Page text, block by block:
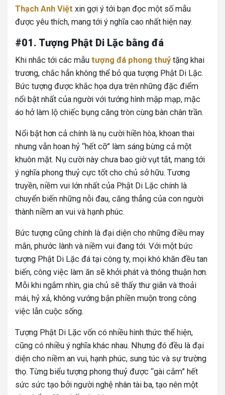
Thạch Anh Việt xin gợi ý tới bạn đọc một số mẫu
được yêu thích, mang tới ý nghĩa cao nhất hiện nay.
#01. Tượng Phật Di Lặc bằng đá
Khi nhắc tới các mẫu tượng đá phong thuỷtặng khai
trương, chắc hẳn không thể bỏ qua tượng Phật Di Lặc.
Bức tượng được khắc họa dựa trên những đặc điểm
nổi bật nhất của người với tướng hình mập mạp, mặc
áo hở làm lộ chiếc bụng căng tròn cùng bàn chân trần.
Nổi bật hơn cả chính là nụ cười hiền hòa, khoan thai
nhưng vẫn hoan hỷ “hết cỡ” làm sáng bừng cả một
khuôn mặt. Nụ cười này chưa bao giờ vụt tắt, mang tới
ý nghĩa phong thuỷ cực tốt cho chủ sở hữu. Tương
truyền, niềm vui lớn nhất của Phật Di Lặc chính là
chuyển biến những nỗi đau, căng thẳng của con người
thành niềm an vui và hạnh phúc.
Bức tượng cũng chính là đại diện cho những điều may
mắn, phước lành và niềm vui đang tới. Với một bức
tượng Phật Di Lặc đá tại công ty, mọi khó khăn đều tan
biến, công việc làm ăn sẽ khởi phát và thông thuận hơn.
Mỗi khi ngắm nhìn, gia chủ sẽ thấy thư giãn và thoải
mái, hỷ xả, không vướng bận phiền muộn trong công
việc lẫn cuộc sống.
Tượng Phật Di Lặc vốn có nhiều hình thức thể hiện,
cũng có nhiều ý nghĩa khác nhau. Nhưng đó đều là đại
diện cho niềm an vui, hạnh phúc, sung túc và sự trường
thọ. Từng biểu tượng phong thuỷ được “gài cắm” hết
sức sức tạo bởi người nghệ nhân tài ba, tạo nên một